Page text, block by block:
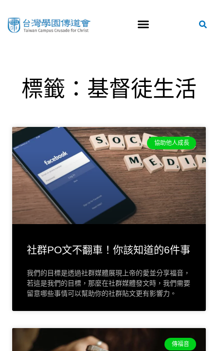
標籤：基督徒生活
協助他人成長
社群PO文不翻車！你該知道的6件事
我們的目標是透過社群媒體展現上帝的愛並分享福音，
若這是我們的目標，那麼在社群媒體發文時，我們需要
留意哪些事情可以幫助你的社群貼文更有影響力。
傳福音